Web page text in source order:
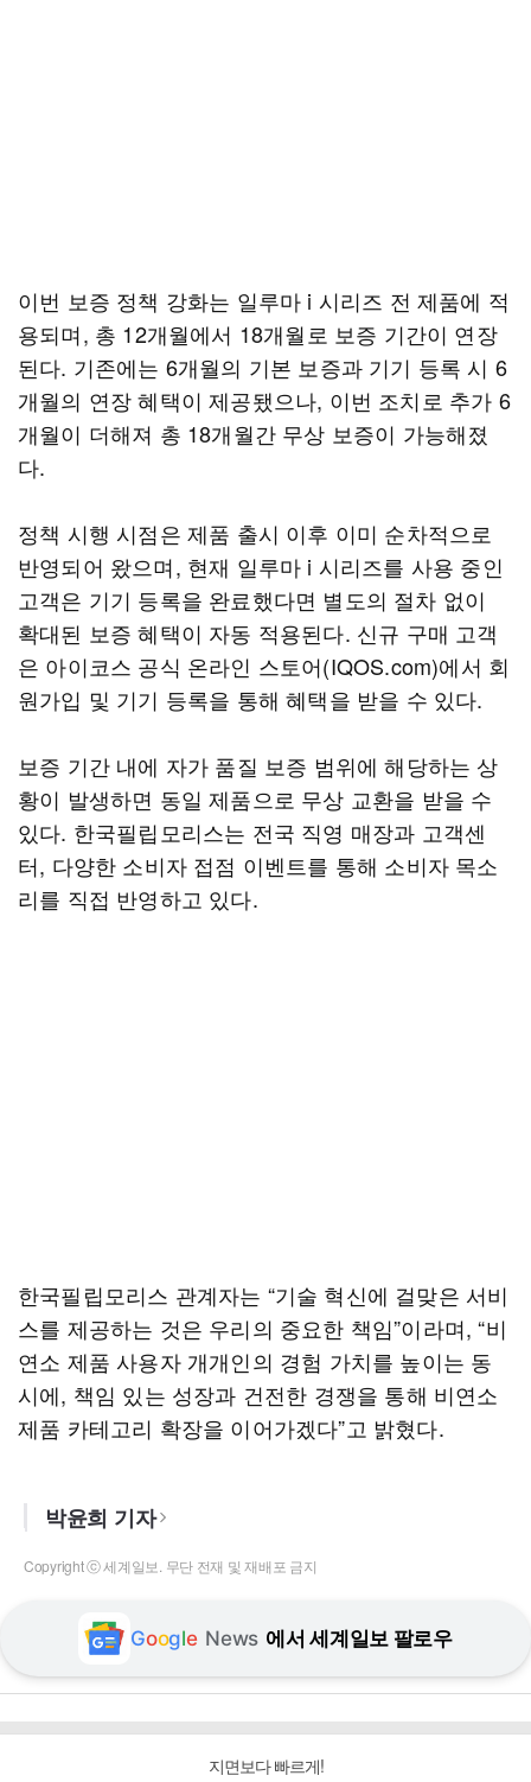
이번 보증 정책 강화는 일루마 i 시리즈 전 제품에 적
용되며, 총 12개월에서 18개월로 보증 기간이 연장
된다. 기존에는 6개월의 기본 보증과 기기 등록 시 6
개월의 연장 혜택이 제공됐으나, 이번 조치로 추가 6
개월이 더해져 총 18개월간 무상 보증이 가능해졌
다.
정책 시행 시점은 제품 출시 이후 이미 순차적으로
반영되어 왔으며, 현재 일루마 i 시리즈를 사용 중인
고객은 기기 등록을 완료했다면 별도의 절차 없이
확대된 보증 혜택이 자동 적용된다. 신규 구매 고객
은 아이코스 공식 온라인 스토어(IQOS.com)에서 회
원가입 및 기기 등록을 통해 혜택을 받을 수 있다.
보증 기간 내에 자가 품질 보증 범위에 해당하는 상
황이 발생하면 동일 제품으로 무상 교환을 받을 수
있다. 한국필립모리스는 전국 직영 매장과 고객센
터, 다양한 소비자 접점 이벤트를 통해 소비자 목소
리를 직접 반영하고 있다.
한국필립모리스 관계자는 “기술 혁신에 걸맞은 서비
스를 제공하는 것은 우리의 중요한 책임”이라며, “비
연소 제품 사용자 개개인의 경험 가치를 높이는 동
시에, 책임 있는 성장과 건전한 경쟁을 통해 비연소
제품 카테고리 확장을 이어가겠다”고 밝혔다.
박윤희 기자
Copyright ⓒ 세계일보. 무단 전재 및 재배포 금지
Google News 에서 세계일보 팔로우
지면보다 빠르게!